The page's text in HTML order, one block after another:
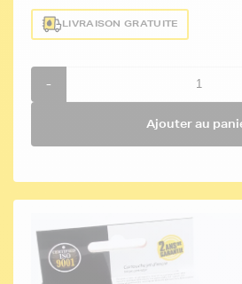
LIVRAISON GRATUITE
-
Ajouter au